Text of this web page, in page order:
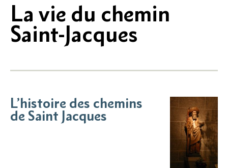
La vie du chemin
Saint-Jacques
L’histoire des chemins
de Saint Jacques